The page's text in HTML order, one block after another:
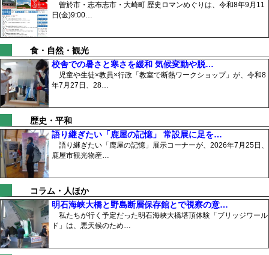
曽於市・志布志市・大崎町 歴史ロマンめぐりは、令和8年9月11
日(金)9:00…
食・自然・観光
校舎での暑さと寒さを緩和 気候変動や脱…
児童や生徒×教員×行政「教室で断熱ワークショップ」が、令和8
年7月27日、28…
歴史・平和
語り継ぎたい「鹿屋の記憶」 常設展に足を…
語り継ぎたい「鹿屋の記憶」展示コーナーが、2026年7月25日、
鹿屋市観光物産…
コラム・人ほか
明石海峡大橋と野島断層保存館とで視察の意…
私たちが行く予定だった明石海峡大橋塔頂体験「ブリッジワール
ド」は、悪天候のため…